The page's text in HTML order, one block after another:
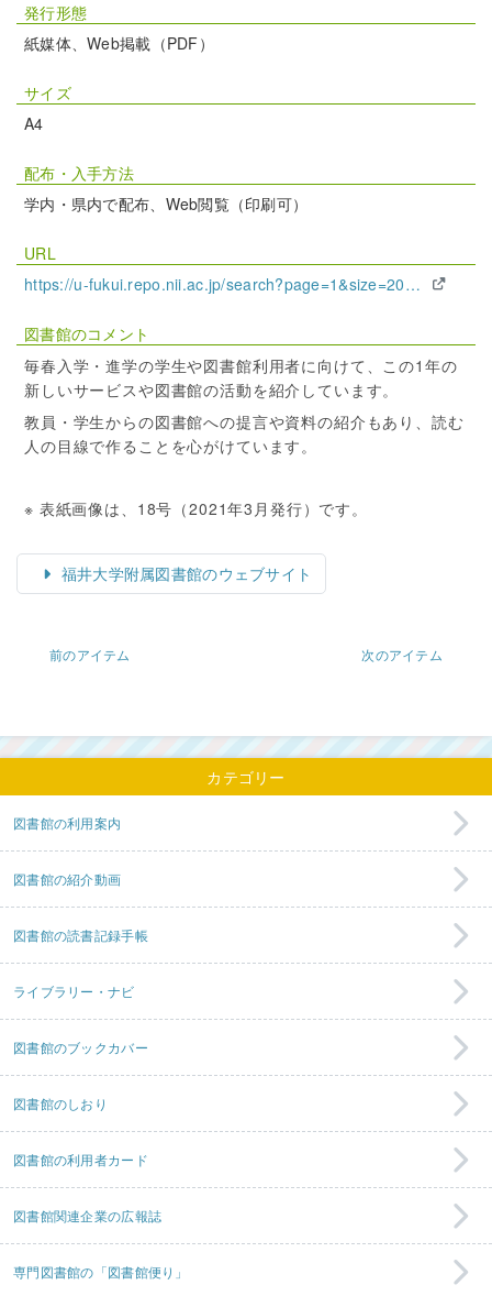
発行形態
紙媒体、Web掲載（PDF）
サイズ
A4
配布・入手方法
学内・県内で配布、Web閲覧（印刷可）
URL
https://u-fukui.repo.nii.ac.jp/search?page=1&size=20&sort=-createdate&search_type=2&q=2493
図書館のコメント
毎春入学・進学の学生や図書館利用者に向けて、この1年の
新しいサービスや図書館の活動を紹介しています。
教員・学生からの図書館への提言や資料の紹介もあり、読む
人の目線で作ることを心がけています。
※ 表紙画像は、18号（2021年3月発行）です。
福井大学附属図書館のウェブサイト
前のアイテム 次のアイテム
カテゴリー
図書館の利用案内
図書館の紹介動画
図書館の読書記録手帳
ライブラリー・ナビ
図書館のブックカバー
図書館のしおり
図書館の利用者カード
図書館関連企業の広報誌
専門図書館の「図書館便り」